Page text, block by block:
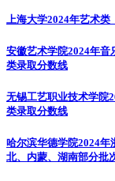
上海大学2024年艺术
安徽艺术学院2024年音
类录取分数线
无锡工艺职业技术学院
类录取分数线
哈尔滨华德学院2024年
北、内蒙、湖南部分批